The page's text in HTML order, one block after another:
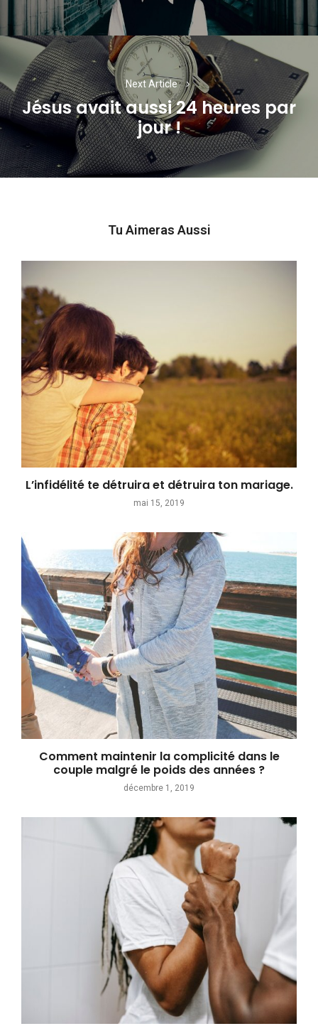
Next Article
Next
post:
Jésus avait aussi 24 heures par
jour !
Tu Aimeras Aussi
L’infidélité te détruira et détruira ton mariage.
mai 15, 2019
Comment maintenir la complicité dans le
couple malgré le poids des années ?
décembre 1, 2019